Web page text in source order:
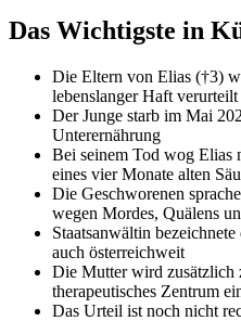
Das Wichtigste in
Die Eltern von Elias (†3)
lebenslanger Haft verurteilt
Der Junge starb im Mai
Unterernährung
Bei seinem Tod wog
eines vier Monate alten
Die Geschworenen
wegen Mordes, Quälens
Staatsanwältin
auch österreichweit
Die Mutter wird zusätzlich
therapeutisches Zentrum
Das Urteil ist noch nicht